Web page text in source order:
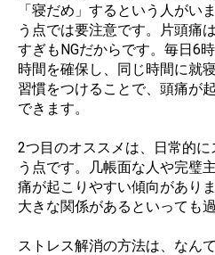
「寝だめ」するという人がい
う点では要注意です。片頭痛
すぎもNGだからです。毎日6
時間を確保し、同じ時間に就
習慣をつけることで、頭痛が
できます。
2つ目のオススメは、日常的
う点です。几帳面な人や完璧
痛が起こりやすい傾向があり
大きな関係があるといっても
ストレス解消の方法は、なん